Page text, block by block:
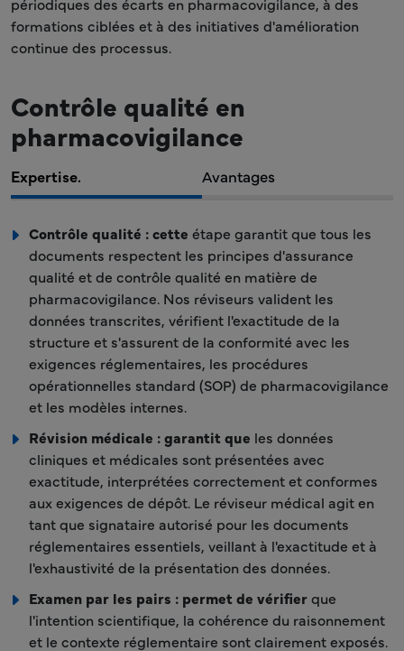
formations ciblées et à des initiatives d'amélioration
continue des processus.
Contrôle qualité en
pharmacovigilance
Expertise. Avantages
Contrôle qualité : cette étape garantit que tous les
documents respectent les principes d'assurance
qualité et de contrôle qualité en matière de
pharmacovigilance. Nos réviseurs valident les
données transcrites, vérifient l'exactitude de la
structure et s'assurent de la conformité avec les
exigences réglementaires, les procédures
opérationnelles standard (SOP) de pharmacovigilance
et les modèles internes.
Révision médicale : garantit que les données
cliniques et médicales sont présentées avec
exactitude, interprétées correctement et conformes
aux exigences de dépôt. Le réviseur médical agit en
tant que signataire autorisé pour les documents
réglementaires essentiels, veillant à l'exactitude et à
l'exhaustivité de la présentation des données.
Examen par les pairs : permet de vérifierque
l'intention scientifique, la cohérence du raisonnement
et le contexte réglementaire sont clairement exposés.